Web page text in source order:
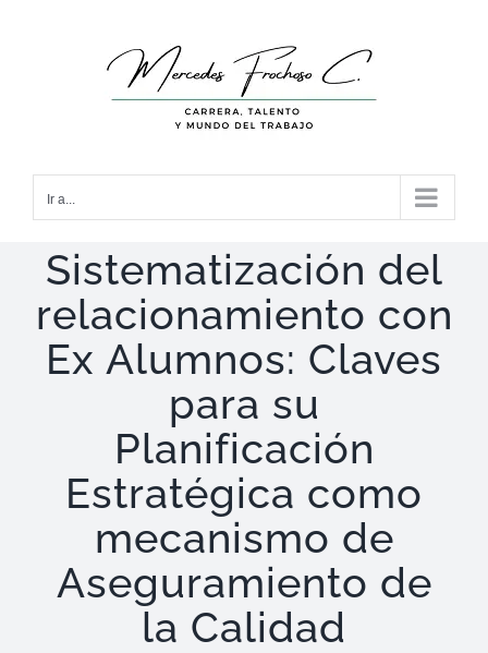
Ir a...
Sistematización del
relacionamiento con
Ex Alumnos: Claves
para su
Planificación
Estratégica como
mecanismo de
Aseguramiento de
la Calidad